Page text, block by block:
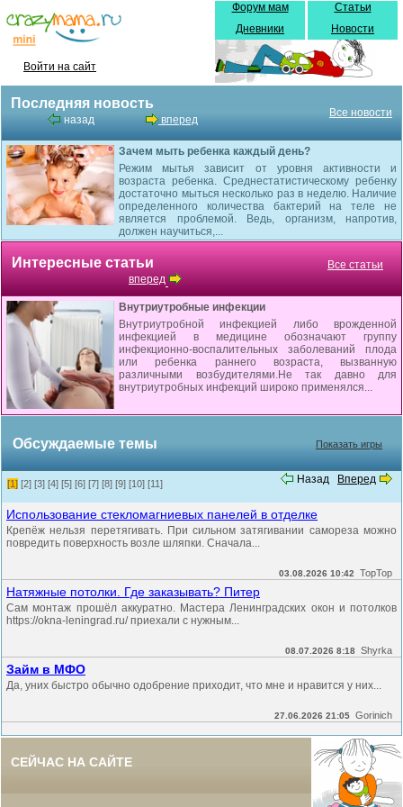
Войти на сайт
Форум мам
Дневники
Статьи
Новости
Последняя новость
назад вперед
Все новости
Зачем мыть ребенка каждый день?
Режим мытья зависит от уровня активности и
возраста ребенка. Среднестатистическому ребенку
достаточно мыться несколько раз в неделю. Наличие
определенного количества бактерий на теле не
является проблемой. Ведь, организм, напротив,
должен научиться,...
Интересные статьи
вперед
Все статьи
Внутриутробные инфекции
Внутриутробной инфекцией либо врожденной
инфекцией в медицине обозначают группу
инфекционно-воспалительных заболеваний плода
или ребенка раннего возраста, вызванную
различными возбудителями.Не так давно для
внутриутробных инфекций широко применялся...
Обсуждаемые темы Показать игры
Назад Вперед
[1] [2] [3] [4] [5] [6] [7] [8] [9] [10] [11]
Использование стекломагниевых панелей в отделке
Крепёж нельзя перетягивать. При сильном затягивании самореза можно
повредить поверхность возле шляпки. Сначала...
03.08.2026 10:42 TopTop
Натяжные потолки. Где заказывать? Питер
Сам монтаж прошёл аккуратно. Мастера Ленинградских окон и потолков
https://okna-leningrad.ru/ приехали с нужным...
08.07.2026 8:18 Shyrka
Займ в МФО
Да, уних быстро обычно одобрение приходит, что мне и нравится у них...
27.06.2026 21:05 Gorinich
СЕЙЧАС НА САЙТЕ